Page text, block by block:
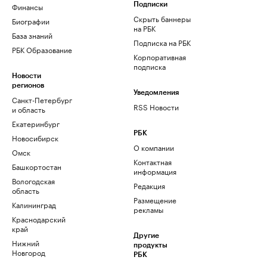
Финансы
Биографии
База знаний
РБК Образование
Новости
регионов
Санкт-Петербург
и область
Екатеринбург
Новосибирск
Омск
Башкортостан
Вологодская
область
Калининград
Краснодарский
край
Нижний
Новгород
Подписки
Скрыть баннеры
на РБК
Подписка на РБК
Корпоративная
подписка
Уведомления
RSS Новости
РБК
О компании
Контактная
информация
Редакция
Размещение
рекламы
Другие
продукты
РБК